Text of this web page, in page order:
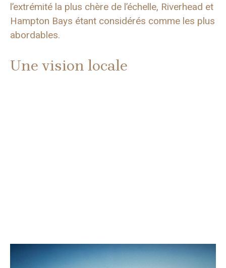
l’extrémité la plus chère de l’échelle, Riverhead et
Hampton Bays étant considérés comme les plus
abordables.
Une vision locale